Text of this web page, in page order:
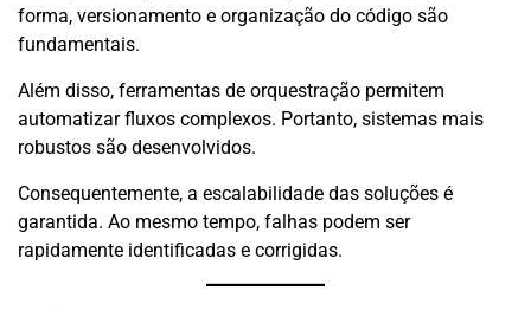
forma, versionamento e organização do código são
fundamentais.
Além disso, ferramentas de orquestração permitem
automatizar fluxos complexos. Portanto, sistemas mais
robustos são desenvolvidos.
Consequentemente, a escalabilidade das soluções é
garantida. Ao mesmo tempo, falhas podem ser
rapidamente identificadas e corrigidas.